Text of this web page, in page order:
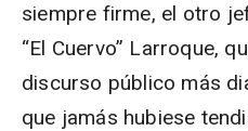
siempre firme, el otro
“El Cuervo” Larroque,
discurso público más
que jamás hubiese